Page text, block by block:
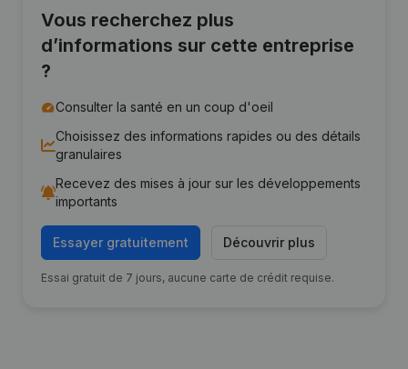
Vous recherchez plus
d’informations sur cette entreprise
?
Consulter la santé en un coup d'oeil
Choisissez des informations rapides ou des détails
granulaires
Recevez des mises à jour sur les développements
importants
Essayer gratuitement Découvrir plus
Essai gratuit de 7 jours, aucune carte de crédit requise.